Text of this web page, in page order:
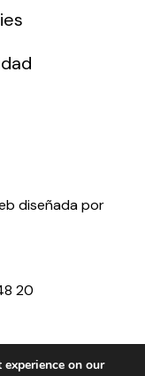
diseñada por
20
on our